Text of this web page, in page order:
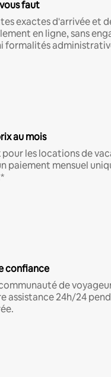
faut
exactes d'arrivée et
en ligne, sans
formalités
au mois
pour les locations de
paiement mensuel
confiance
de
assistance 24h/24